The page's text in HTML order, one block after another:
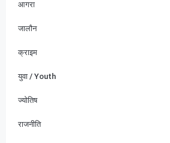
आगरा
जालौन
क्राइम
युवा / Youth
ज्योतिष
राजनीति